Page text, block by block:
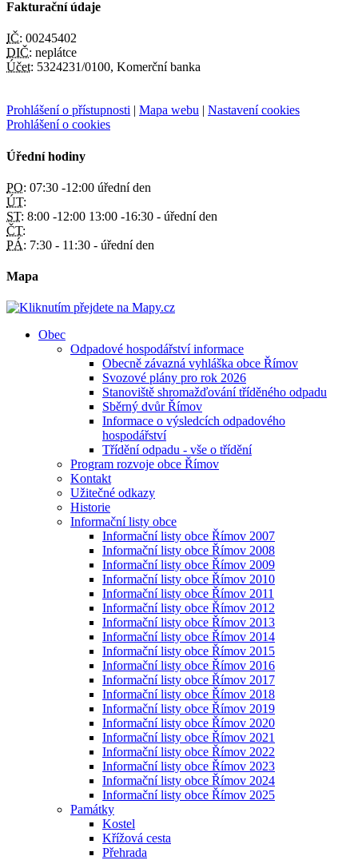
Fakturační údaje
IČ: 00245402
DIČ: neplátce
Účet: 5324231/0100, Komerční banka
Prohlášení o přístupnosti | Mapa webu | Nastavení cookies
Prohlášení o cookies
Úřední hodiny
PO: 07:30 -12:00 úřední den
ÚT:
ST: 8:00 -12:00 13:00 -16:30 - úřední den
ČT:
PÁ: 7:30 - 11:30 - úřední den
Mapa
Obec
Odpadové hospodářství informace
Obecně závazná vyhláška obce Římov
Svozové plány pro rok 2026
Stanoviště shromažďování tříděného odpadu
Sběrný dvůr Římov
Informace o výsledcích odpadového
hospodářství
Třídění odpadu - vše o třídění
Program rozvoje obce Římov
Kontakt
Užitečné odkazy
Historie
Informační listy obce
Informační listy obce Římov 2007
Informační listy obce Římov 2008
Informační listy obce Římov 2009
Informační listy obce Římov 2010
Informační listy obce Římov 2011
Informační listy obce Římov 2012
Informační listy obce Římov 2013
Informační listy obce Římov 2014
Informační listy obce Římov 2015
Informační listy obce Římov 2016
Informační listy obce Římov 2017
Informační listy obce Římov 2018
Informační listy obce Římov 2019
Informační listy obce Římov 2020
Informační listy obce Římov 2021
Informační listy obce Římov 2022
Informační listy obce Římov 2023
Informační listy obce Římov 2024
Informační listy obce Římov 2025
Památky
Kostel
Křížová cesta
Přehrada